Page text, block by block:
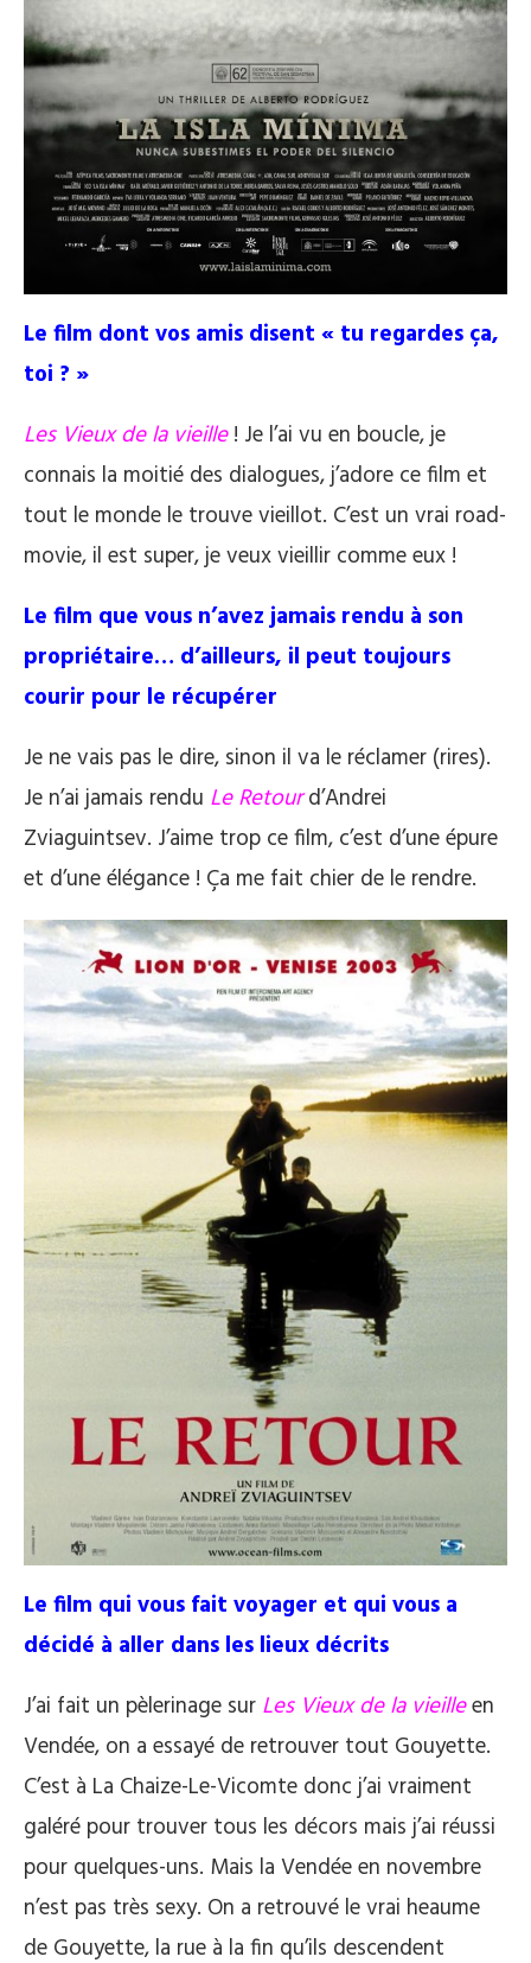
Le film dont vos amis disent « tu regardes ça,
toi ? »
Les Vieux de la vieille! Je l’ai vu en boucle, je
connais la moitié des dialogues, j’adore ce film et
tout le monde le trouve vieillot. C’est un vrai road-
movie, il est super, je veux vieillir comme eux !
Le film que vous n’avez jamais rendu à son
propriétaire… d’ailleurs, il peut toujours
courir pour le récupérer
Je ne vais pas le dire, sinon il va le réclamer (rires).
Je n’ai jamais rendu Le Retourd’Andrei
Zviaguintsev. J’aime trop ce film, c’est d’une épure
et d’une élégance ! Ça me fait chier de le rendre.
Le film qui vous fait voyager et qui vous a
décidé à aller dans les lieux décrits
J’ai fait un pèlerinage sur Les Vieux de la vieilleen
Vendée, on a essayé de retrouver tout Gouyette.
C’est à La Chaize-Le-Vicomte donc j’ai vraiment
galéré pour trouver tous les décors mais j’ai réussi
pour quelques-uns. Mais la Vendée en novembre
n’est pas très sexy. On a retrouvé le vrai heaume
de Gouyette, la rue à la fin qu’ils descendent